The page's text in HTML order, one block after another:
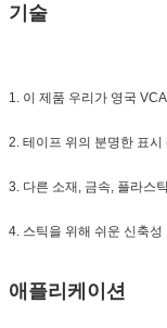
기술
1. 이 제품 우리가 영국
2. 테이프 위의 분명한 표시
3. 다른 소재, 금속, 플라스
4. 스틱을 위해 쉬운 신축성
애플리케이션